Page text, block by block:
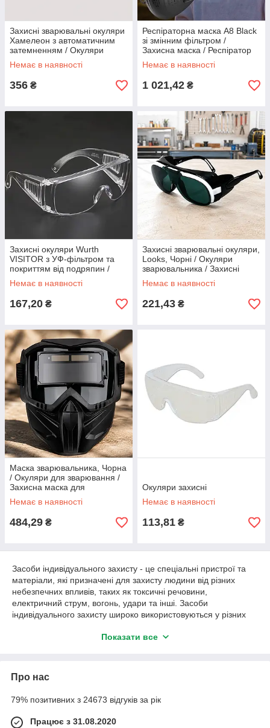
Захисні зварювальні окуляри
Хамелеон з автоматичним
затемненням / Окуляри
зварювальника / Окуляри для
зварювання затемненням
Немає в наявності
356 ₴
Респіраторна маска A8 Black
зі змінним фільтром /
Захисна маска / Респіратор
Немає в наявності
1 021,42 ₴
Захисні окуляри Wurth
VISITOR з УФ-фільтром та
покриттям від подряпин /
Захисні окуляри / Окуляри
робочі
Немає в наявності
167,20 ₴
Захисні зварювальні окуляри,
Looks, Чорні / Окуляри
зварювальника / Захисні
окуляри
Немає в наявності
221,43 ₴
Маска зварювальника, Чорна
/ Окуляри для зварювання /
Захисна маска для
зварювальних робіт /
Окуляри-маска
Немає в наявності
484,29 ₴
Окуляри захисні
Немає в наявності
113,81 ₴
Засоби індивідуального захисту - це спеціальні пристрої та
матеріали, які призначені для захисту людини від різних
небезпечних впливів, таких як токсичні речовини,
електричний струм, вогонь, удари та інші. Засоби
індивідуального захисту широко використовуються у різних
господарстві, а також у побуті.
маска, захисна маска протигаз, панорамні протигази
поєднують у собі функції обох засобів захисту. Ці маски
різних небезпек, таких як шкідливі гази, пил, аерозолі
Показати все
Про нас
79% позитивних з 24673 відгуків за рік
Працює з 31.08.2020